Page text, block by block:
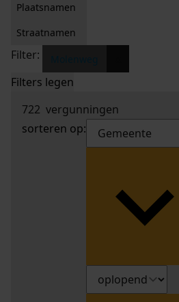
Plaatsnamen
Straatnamen
Filter:
Filters legen
722 vergunningen
sorteren op: